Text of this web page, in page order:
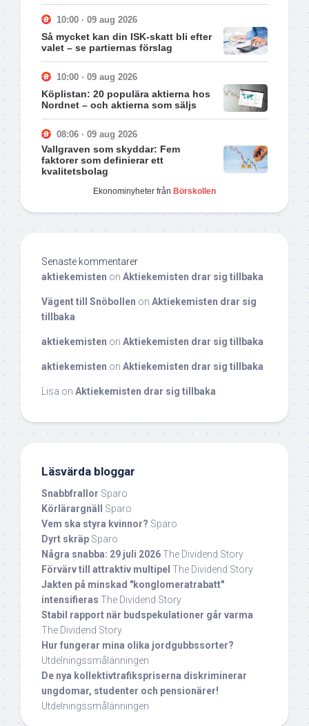
10:00 · 09 aug 2026
Så mycket kan din ISK-skatt bli efter
valet – se partiernas förslag
10:00 · 09 aug 2026
Köplistan: 20 populära aktierna hos
Nordnet – och aktierna som säljs
08:06 · 09 aug 2026
Vallgraven som skyddar: Fem
faktorer som definierar ett
kvalitetsbolag
Ekonominyheter från Börskollen
Senaste kommentarer
aktiekemisten on Aktiekemisten drar sig tillbaka
Vägent till Snöbollen on Aktiekemisten drar sig
tillbaka
aktiekemisten on Aktiekemisten drar sig tillbaka
aktiekemisten on Aktiekemisten drar sig tillbaka
Lisa on Aktiekemisten drar sig tillbaka
Läsvärda bloggar
Snabbfrallor Sparo
Körlärargnäll
Sparo
Vem ska styra kvinnor? Sparo
Dyrt skräp Sparo
Några snabba: 29 juli 2026The Dividend Story
Förvärv till attraktiv multipel The Dividend Story
Jakten på minskad "konglomeratrabatt"
intensifieras The Dividend Story
Stabil rapport när budspekulationer går varma
The Dividend Story
Hur fungerar mina olika jordgubbssorter?
Utdelningssmålänningen
De nya kollektivtrafikspriserna diskriminerar
ungdomar, studenter och pensionärer!
Utdelningssmålänningen